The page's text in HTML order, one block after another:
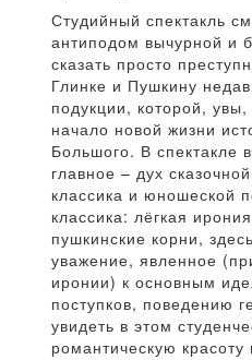
Студийный спектакль
антиподом вычурной и
сказать просто
Глинке и Пушкину
подукции, которой,
начало новой жизни
Большого. В спектакле
главное – дух
классика и юношеской
классика: лёгкая
пушкинские корни,
уважение, явленное
иронии) к основным
поступков, поведению
увидеть в этом
романтическую